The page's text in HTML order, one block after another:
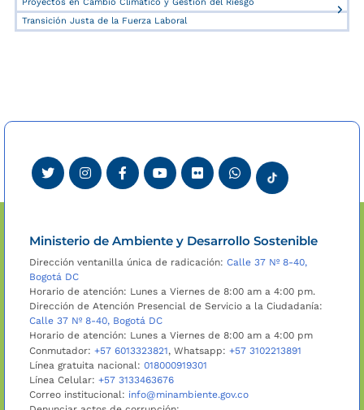
Proyectos en Cambio Climático y Gestión del Riesgo
Transición Justa de la Fuerza Laboral
Ministerio de Ambiente y Desarrollo Sostenible
Dirección ventanilla única de radicación: Calle 37 Nº 8-40,
Bogotá DC
Horario de atención: Lunes a Viernes de 8:00 am a 4:00 pm.
Dirección de Atención Presencial de Servicio a la Ciudadanía:
Calle 37 Nº 8-40, Bogotá DC
Horario de atención: Lunes a Viernes de 8:00 am a 4:00 pm
Conmutador: +57 6013323821, Whatsapp: +57 3102213891
Línea gratuita nacional: 018000919301
Línea Celular: +57 3133463676
Correo institucional: info@minambiente.gov.co